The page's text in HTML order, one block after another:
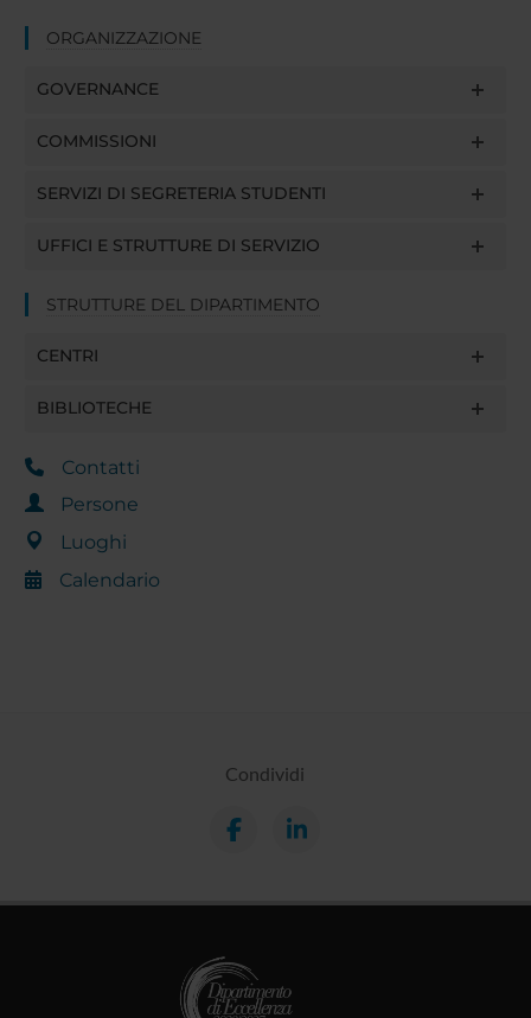
ORGANIZZAZIONE
GOVERNANCE
COMMISSIONI
SERVIZI DI SEGRETERIA STUDENTI
UFFICI E STRUTTURE DI SERVIZIO
STRUTTURE DEL DIPARTIMENTO
CENTRI
BIBLIOTECHE
Contatti
Persone
Luoghi
Calendario
Condividi